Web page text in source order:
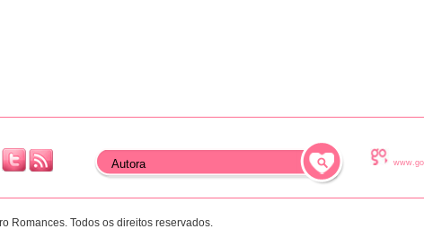
Romances. Todos os direitos reservados.